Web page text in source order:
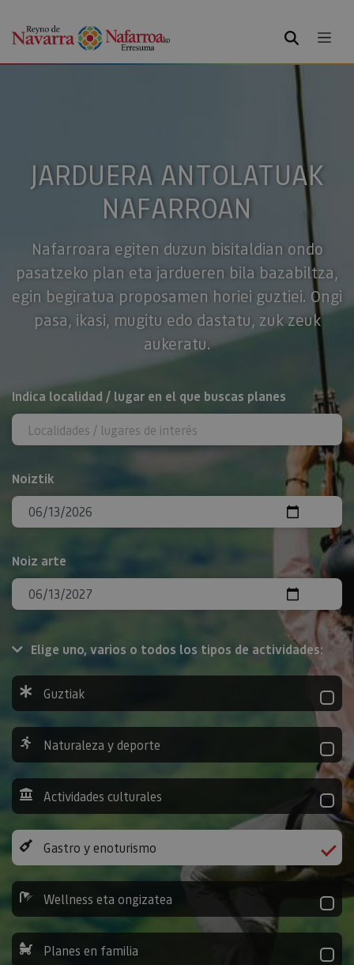
BILATU
JARDUERA ANTOLATUAK
NAFARROAN
Nafarroara egiten duzun bisitaldian ondo
pasatzeko plan eta jardueren bila bazabiltza,
egin begiratua proposamen horiei guztiei. Ongi
pasa, ikasi, mugitu edo dastatu, zuk zeuk
aukeratu.
BILATU
Indica localidad / lugar en el que buscas planes
Noiztik
Noiz arte
Elige uno, varios o todos los tipos de actividades:
Guztiak
Naturaleza y deporte
Actividades culturales
Gastro y enoturismo
Wellness eta ongizatea
Planes en familia